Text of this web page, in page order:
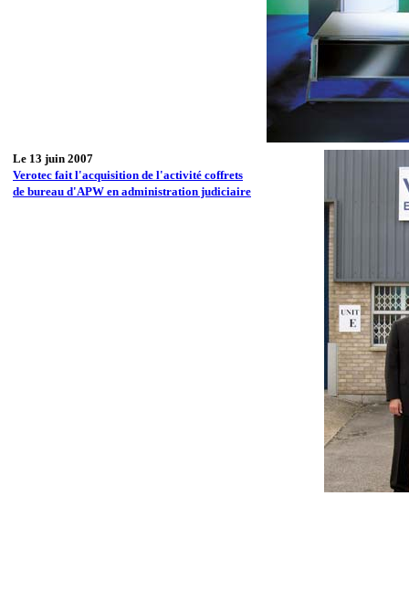
Le 13 juin 2007
Verotec fait l'acquisition de l'activité coffrets
de bureau d'APW en administration judiciaire